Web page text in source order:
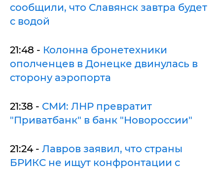
сообщили, что Славянск завтра будет
с водой
21:48 - Колонна бронетехники
ополченцев в Донецке двинулась в
сторону аэропорта
21:38 - СМИ: ЛНР превратит
"Приватбанк" в банк "Новороссии"
21:24 - Лавров заявил, что страны
БРИКС не ищут конфронтации с